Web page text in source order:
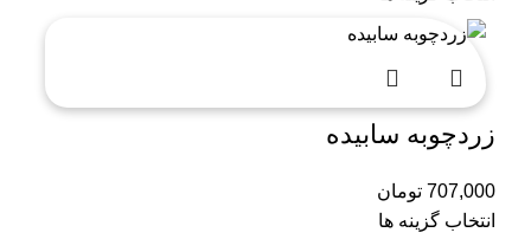
زردچوبه سابیده
707,000 تومان
انتخاب گزینه ها